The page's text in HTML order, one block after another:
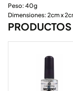
Peso: 40g
Dimensiones: 2cm x